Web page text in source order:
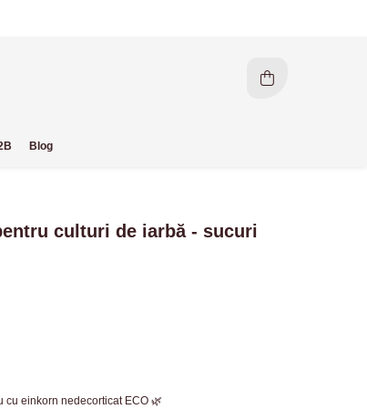
Blog
culturi de iarbă - sucuri
cu einkorn nedecorticat ECO 🌿